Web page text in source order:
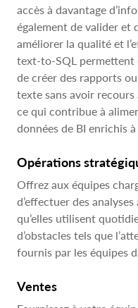
accès à davantage
également de valider et
améliorer la qualité et
text-to-SQL permettent
de créer des rapports
texte sans avoir recours
ce qui contribue à
données de BI enrichis à
Opérations
Offrez aux équipes
d’effectuer des
qu’elles utilisent
d’obstacles tels que
fournis par les équipes
Ventes